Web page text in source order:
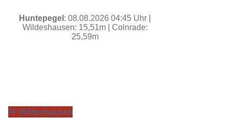
FF Wildeshausen